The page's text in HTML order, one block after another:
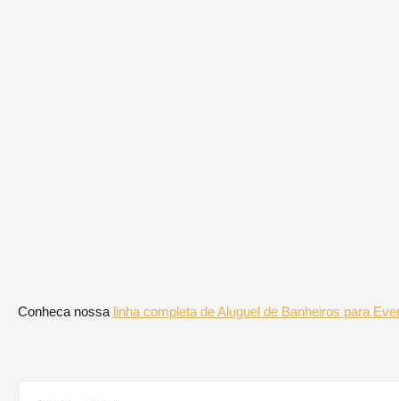
Conheca nossa linha completa de Aluguel de Banheiros para